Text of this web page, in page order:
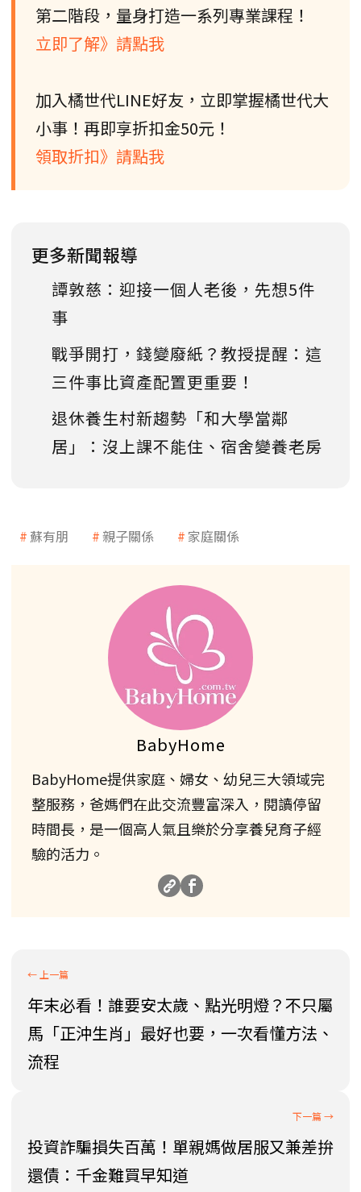
第二階段，量身打造一系列專業課程！
立即了解》請點我
加入橘世代LINE好友，立即掌握橘世代大
小事！再即享折扣金50元！
領取折扣》請點我
更多新聞報導
譚敦慈：迎接一個人老後，先想5件
事
戰爭開打，錢變廢紙？教授提醒：這
三件事比資產配置更重要！
退休養生村新趨勢「和大學當鄰
居」：沒上課不能住、宿舍變養老房
蘇有朋 親子關係 家庭關係
BabyHome
BabyHome提供家庭、婦女、幼兒三大領域完
整服務，爸媽們在此交流豐富深入，閱讀停留
時間長，是一個高人氣且樂於分享養兒育子經
驗的活力。
年末必看！誰要安太歲、點光明燈？不只屬
馬「正沖生肖」最好也要，一次看懂方法、
流程
投資詐騙損失百萬！單親媽做居服又兼差拚
還債：千金難買早知道